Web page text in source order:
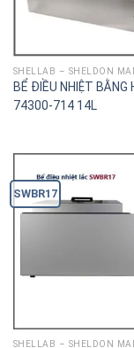
BỂ ĐIỀU NHIỆT BẰNG
74300-714 14L
SWBR17